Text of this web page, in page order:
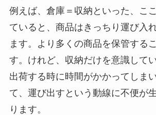
例えば、倉庫＝収納といった、こ
ていると、商品はきっちり運び入
ます。より多くの商品を保管する
す。けれど、収納だけを意識して
出荷する時に時間がかかってしま
て、運び出すという動線に不便が
ります。